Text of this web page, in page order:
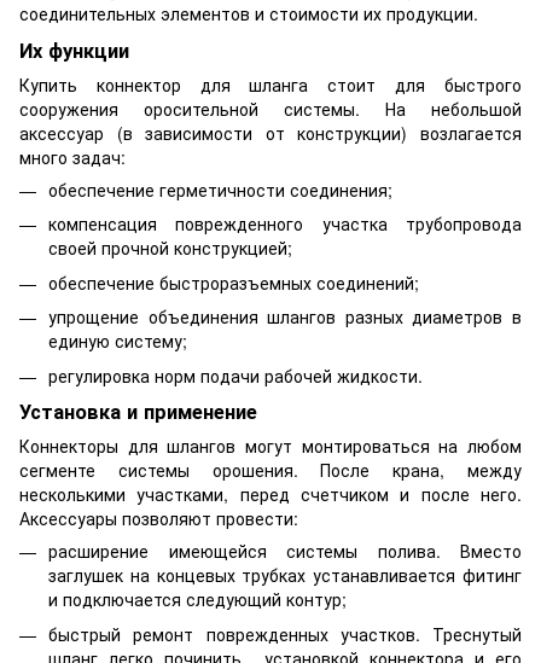
соединительных элементов и стоимости их продукции.
Их функции
Купить коннектор для шланга стоит для быстрого
сооружения оросительной системы. На небольшой
аксессуар (в зависимости от конструкции) возлагается
много задач:
обеспечение герметичности соединения;
компенсация поврежденного участка трубопровода
своей прочной конструкцией;
обеспечение быстроразъемных соединений;
упрощение объединения шлангов разных диаметров в
единую систему;
регулировка норм подачи рабочей жидкости.
Установка и применение
Коннекторы для шлангов могут монтироваться на любом
сегменте системы орошения. После крана, между
несколькими участками, перед счетчиком и после него.
Аксессуары позволяют провести:
расширение имеющейся системы полива. Вместо
заглушек на концевых трубках устанавливается фитинг
и подключается следующий контур;
быстрый ремонт поврежденных участков. Треснутый
шланг легко починить установкой коннектора и его